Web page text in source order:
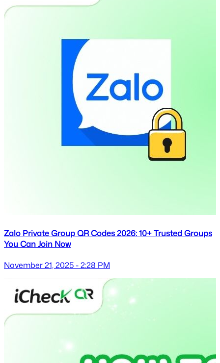
Zalo Private Group QR Codes 2026: 10+ Trusted Groups
You Can Join Now
November 21, 2025 - 2:28 PM